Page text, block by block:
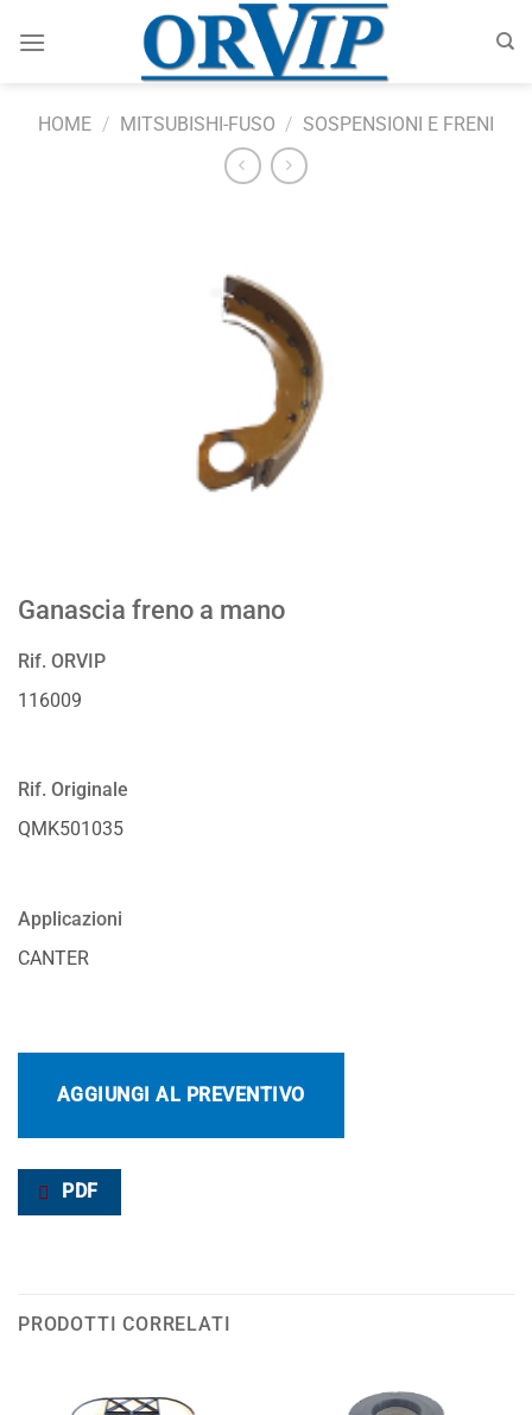
HOME / MITSUBISHI-FUSO / SOSPENSIONI E FRENI
Ganascia freno a mano
Rif. ORVIP
116009
Rif. Originale
QMK501035
Applicazioni
CANTER
AGGIUNGI AL PREVENTIVO
PDF
PRODOTTI CORRELATI